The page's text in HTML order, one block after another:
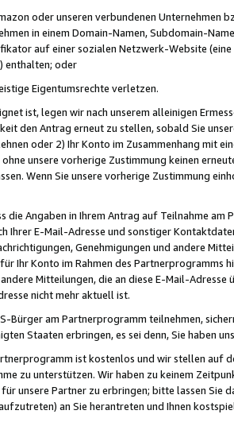
oder unseren verbundenen Unternehmen
in einem Domain-Namen, Subdomain-
auf einer sozialen Netzwerk-Website
enthalten; oder
Eigentumsrechte verletzen.
ist, legen wir nach unserem alleinigen
den Antrag erneut zu stellen, sobald Sie
oder 2) Ihr Konto im Zusammenhang mit
unsere vorherige Zustimmung keinen
Wenn Sie unsere vorherige Zustimmung
die Angaben in Ihrem Antrag auf Teilnahme
Ihrer E-Mail-Adresse und sonstiger
Genehmigungen und andere
Ihr Konto im Rahmen des Partnerprogramms
Mitteilungen, die an diese E-Mail-
nicht mehr aktuell ist.
Bürger am Partnerprogramm teilnehmen,
Staaten erbringen, es sei denn, Sie haben
ist kostenlos und wir stellen auf
zu unterstützen. Wir haben zu keinem
unsere Partner zu erbringen; bitte lassen Sie
an Sie herantreten und Ihnen